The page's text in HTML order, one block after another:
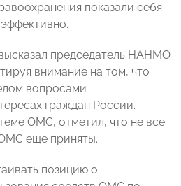
показали себя
председатель НАНМО
внимание на том, что
вопросами
граждан России.
ОМС, отметил, что не все
еще приняты.
позицию о